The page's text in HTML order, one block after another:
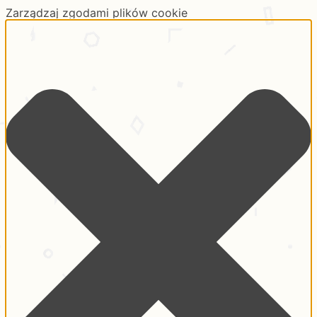
Zarządzaj zgodami plików cookie